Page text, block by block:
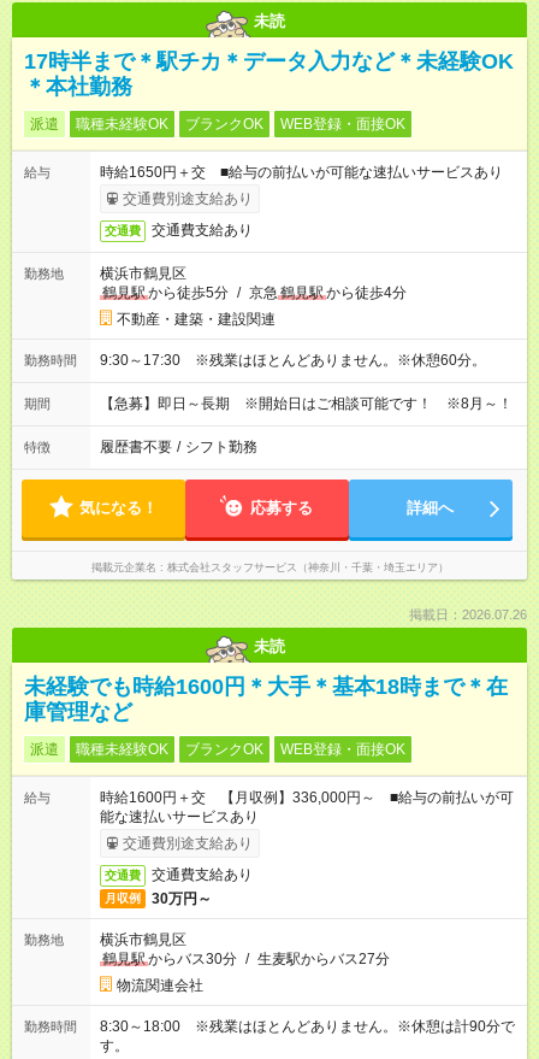
未読
17時半まで＊駅チカ＊データ入力など＊未経験OK
＊本社勤務
派遣 職種未経験OK ブランクOK WEB登録・面接OK
給与
時給1650円＋交 ■給与の前払いが可能な速払いサービスあり
交通費別途支給あり
交通費 交通費支給あり
勤務地
横浜市鶴見区
鶴見駅から徒歩5分 / 京急 鶴見駅から徒歩4分
不動産・建築・建設関連
勤務時間 9:30～17:30 ※残業はほとんどありません。※休憩60分。
期間 【急募】即日～長期 ※開始日はご相談可能です！ ※8月～！
特徴 履歴書不要 / シフト勤務
気になる！ 応募する 詳細へ
掲載元企業名 株式会社スタッフサービス（神奈川・千葉・埼玉エリア）
掲載日：2026.07.26
未読
未経験でも時給1600円＊大手＊基本18時まで＊在
庫管理など
派遣 職種未経験OK ブランクOK WEB登録・面接OK
給与
時給1600円＋交 【月収例】336,000円～ ■給与の前払いが可
能な速払いサービスあり
交通費別途支給あり
交通費 交通費支給あり
月収例 30万円～
勤務地
横浜市鶴見区
鶴見駅からバス30分 / 生麦駅からバス27分
物流関連会社
勤務時間
8:30～18:00 ※残業はほとんどありません。※休憩は計90分で
す。